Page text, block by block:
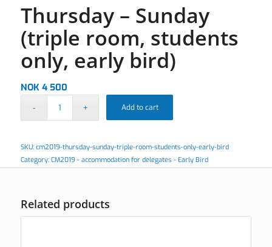
Thursday – Sunday
(triple room, students
only, early bird)
NOK4 500
Add to cart
SKU: cm2019-thursday-sunday-triple-room-students-only-early-bird
Category: CM2019 - accommodation for delegates - Early Bird
Related products